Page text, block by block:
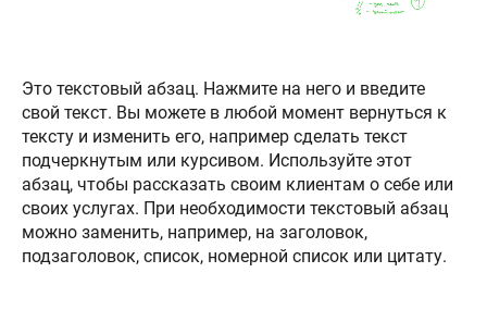
Это текстовый абзац. Нажмите на него и введите
свой текст. Вы можете в любой момент вернуться к
тексту и изменить его, например сделать текст
подчеркнутым или курсивом. Используйте этот
абзац, чтобы рассказать своим клиентам о себе или
своих услугах. При необходимости текстовый абзац
можно заменить, например, на заголовок,
подзаголовок, список, номерной список или цитату.